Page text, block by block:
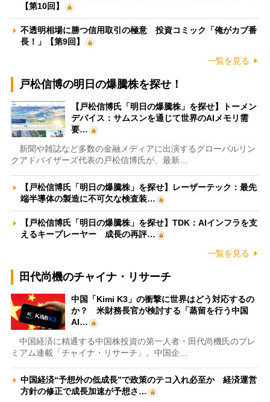
【第10回】
不透明相場に勝つ信用取引の極意 投資コミック「俺がカブ番
長！」【第9回】
一覧を見る
戸松信博の明日の爆騰株を探せ！
【戸松信博氏「明日の爆騰株」を探せ】トーメン
デバイス：サムスンを通じて世界のAIメモリ需
要…
新聞や雑誌など多数の金融メディアに出演するグローバルリン
クアドバイザーズ代表の戸松信博氏が、最新…
【戸松信博氏「明日の爆騰株」を探せ】レーザーテック：最先
端半導体の製造に不可欠な検査装…
【戸松信博氏「明日の爆騰株」を探せ】TDK：AIインフラを支
えるキープレーヤー 成長の再評…
一覧を見る
田代尚機のチャイナ・リサーチ
中国「Kimi K3」の衝撃に世界はどう対応するの
か？ 米財務長官が検討する「蒸留を行う中国
AI…
中国経済に精通する中国株投資の第一人者・田代尚機氏のプレ
ミアム連載「チャイナ・リサーチ」。中国企…
中国経済“予想外の低成長”で政策のテコ入れ必至か 経済運営
方針の修正で成長加速が予想さ…